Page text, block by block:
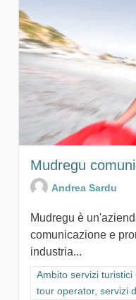
Mudregu
Andrea Sardu
Mudregu è
comunicazione e
industria...
Filtra i risultati per
Ambito servizi turistici
tour operator, servizi